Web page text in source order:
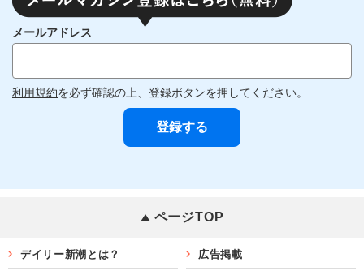
メールアドレス
利用規約を必ず確認の上、登録ボタンを押してください。
ページTOP
デイリー新潮とは？ 広告掲載